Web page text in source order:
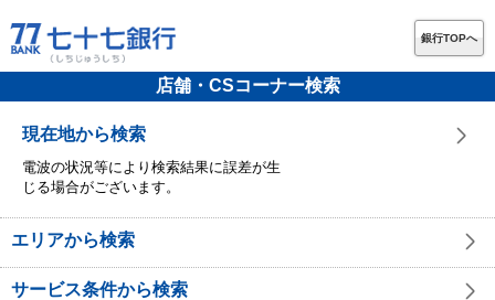
銀行TOPへ
店舗・CSコーナー検索
現在地から検索
電波の状況等により検索結果に誤差が生
じる場合がございます。
エリアから検索
サービス条件から検索